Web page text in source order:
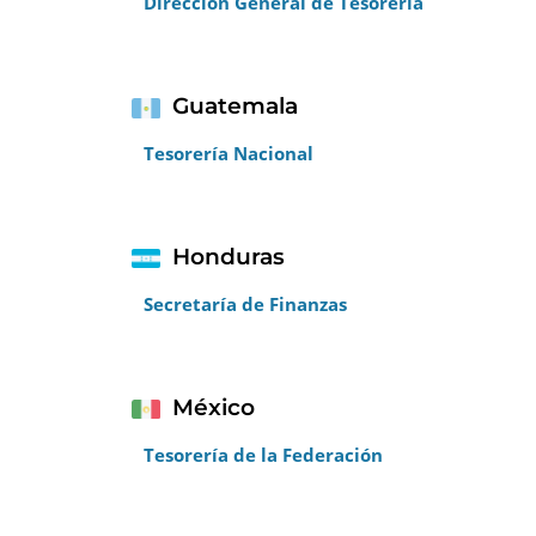
Guatemala
Tesorería Nacional
Honduras
Secretaría de Finanzas
México
Tesorería de la Federación